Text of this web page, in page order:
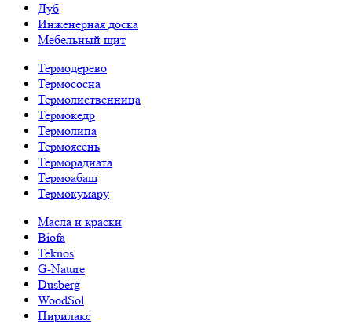
Дуб
Инженерная доска
Мебельный щит
Термодерево
Термососна
Термолиственница
Термокедр
Термолипа
Термоясень
Терморадиата
Термоабаш
Термокумару
Масла и краски
Biofa
Teknos
G-Nature
Dusberg
WoodSol
Пирилакс